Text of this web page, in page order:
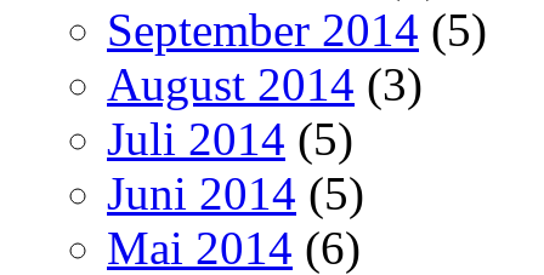
September 2014 (5)
August 2014 (3)
Juli 2014 (5)
Juni 2014 (5)
Mai 2014 (6)